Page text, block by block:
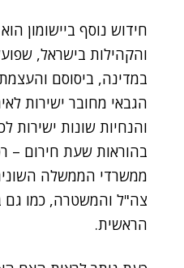
חידוש נוסף ביישומון
והקהילות בישראל,
במדינה, ביסוסם
הגבאי מחובר ישירות
והנחיות שונות ישירות
בהוראות שעת חירום –
ממשרדי הממשלה
צה"ל והמשטרה, כמו גם
הראשית.